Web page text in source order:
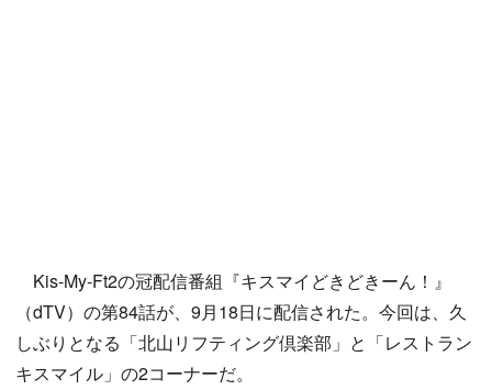
Kis-My-Ft2の冠配信番組『キスマイどきどきーん！』
（dTV）の第84話が、9月18日に配信された。今回は、久
しぶりとなる「北山リフティング倶楽部」と「レストラン
キスマイル」の2コーナーだ。